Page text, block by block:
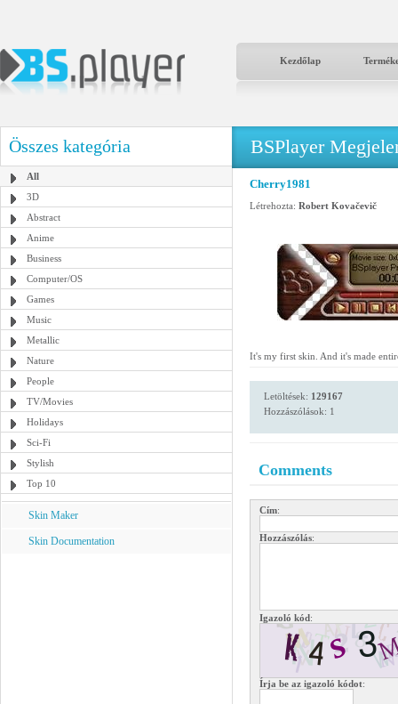
Kezdőlap
Összes kategória
All
3D
Abstract
Anime
Business
Computer/OS
Games
Music
Metallic
Nature
People
TV/Movies
Holidays
Sci-Fi
Stylish
Top 10
Skin Maker
Skin Documentation
BSPlayer
Cherry1981
Létrehozta: Robert Kovačevič
It's my first skin. And it's made
Letöltések: 129167
Hozzászólások: 1
Comments
Cím:
Hozzászólás:
Igazoló kód:
Írja be az igazoló kódot: